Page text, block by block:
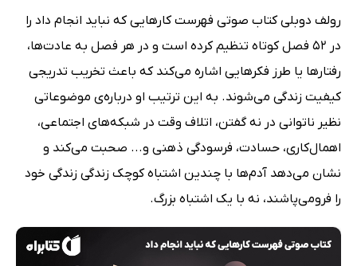
رولف دوبلی کتاب صوتی فهرست کارهایی که نباید انجام داد را
در 52 فصل کوتاه تنظیم کرده است و در هر فصل به عادت‌ها،
رفتارها یا طرز فکرهایی اشاره می‌کند که باعث تخریب تدریجی
کیفیت زندگی می‌شوند. به این ترتیب او درباره‌ی موضوعاتی
نظیر ناتوانی در نه گفتن، اتلاف وقت در شبکه‌های اجتماعی،
اهمال‌کاری، حسادت، فرسودگی ذهنی و... صحبت می‌کند و
نشان می‌دهد آدم‌ها با چندین اشتباه کوچک زندگی زندگی خود
را فرومی‌پاشند، نه با یک اشتباه بزرگ.